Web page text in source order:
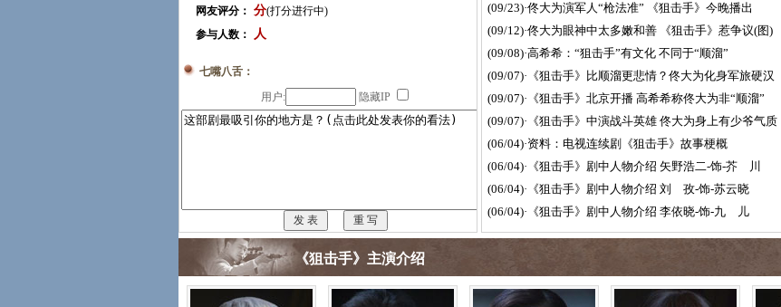
人》网友评分： 分(打分进行中)
参与人数：
人
七嘴八舌：
用户:
隐藏IP
(09/23)·佟大为演军人“枪法准” 《狙击手》今晚播出
(09/12)·佟大为眼神中太多嫩和善 《狙击手》惹争议(图)
(09/08)·高希希：“狙击手”有文化 不同于“顺溜”
(09/07)· 《狙击手》比顺溜更悲情？佟大为化身军旅硬汉
(09/07)· 《狙击手》北京开播 高希希称佟大为非“顺溜”
(09/07)· 《狙击手》中演战斗英雄 佟大为身上有少爷气质
(06/04)·资料：电视连续剧《狙击手》故事梗概
(06/04)· 《狙击手》剧中人物介绍 矢野浩二-饰-芥 川
(06/04)· 《狙击手》剧中人物介绍 刘 孜-饰-苏云晓
(06/04)· 《狙击手》剧中人物介绍 李依晓-饰-九 儿
《狙击手》主演介绍